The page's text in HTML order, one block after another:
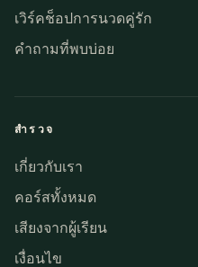
เวิร์คช็อปการนวดคู่รัก
คำถามที่พบบ่อย
สำรวจ
เกี่ยวกับเรา
คอร์สทั้งหมด
เสียงจากผู้เรียน
เงื่อนไข